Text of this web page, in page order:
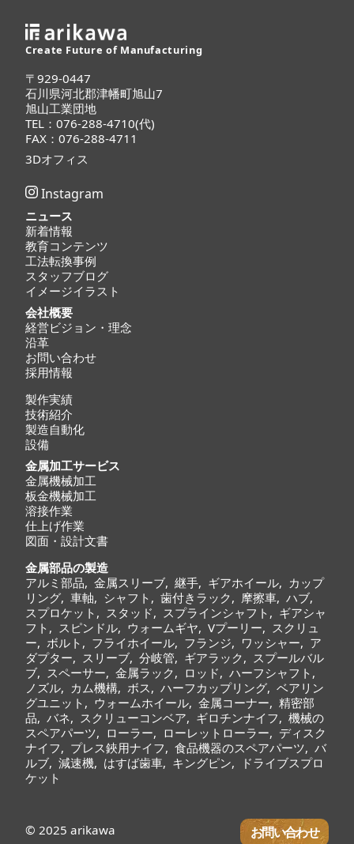
Create Future of Manufacturing
〒929-0447
石川県河北郡津幡町旭山7
旭山工業団地
TEL：076-288-4710(代)
FAX：076-288-4711
3Dオフィス
Instagram
ニュース
新着情報
教育コンテンツ
工法転換事例
スタッフブログ
イメージイラスト
会社概要
経営ビジョン・理念
沿革
お問い合わせ
採用情報
製作実績
技術紹介
製造自動化
設備
金属加工サービス
金属機械加工
板金機械加工
溶接作業
仕上げ作業
図面・設計文書
金属部品の製造
アルミ部品, 金属スリーブ, 継手, ギアホイール, カップ
リング, 車軸, シャフト , 歯付きラック, 摩擦車, ハブ,
スプロケット , スタッド, スプラインシャフト , ギアシャ
フト , スピンドル, ウォームギヤ, Vプーリー, スクリュ
ー, ボルト , フライホイール, フランジ, ワッシャー, ア
ダプター, スリーブ, 分岐管, ギアラック, スプールバル
ブ, スペーサー, 金属ラック, ロッド, ハーフシャフト ,
ノズル, カム機構, ボス, ハーフカップリング, ベアリン
グユニット , ウォームホイール, 金属コーナー, 精密部
品, バネ, スクリューコンベア, ギロチンナイフ, 機械の
スペアパーツ, ローラー, ローレットローラー, ディスク
ナイフ, プレス鋏用ナイフ, 食品機器のスペアパーツ, バ
ルブ, 減速機, はすば歯車, キングピン, ドライブスプロ
ケット
© 2025 arikawa お問い合わせ